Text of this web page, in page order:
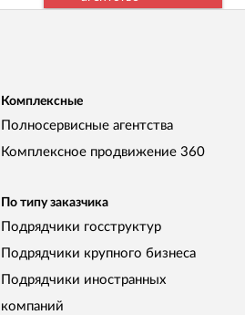
Комплексные
Полносервисные агентства
Комплексное продвижение 360
По типу заказчика
Подрядчики госструктур
Подрядчики крупного бизнеса
Подрядчики иностранных
компаний